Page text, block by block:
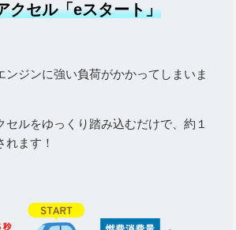
クセル「eスタート」
ンジンに強い負荷がかかってしまいま
セルをゆっくり踏み込むだけで、約１
れます！